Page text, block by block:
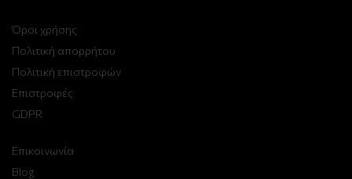
Όροι χρήσης
Πολιτική απορρήτου
Πολιτική επιστροφών
Επιστροφές
GDPR
Επικοινωνία
Blog